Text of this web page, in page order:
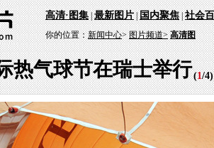
高清·图集|最新图片|国内聚焦|社会
你的位置：新闻中心>图片频道> 高清图
热气球节在瑞士举行(1/4)